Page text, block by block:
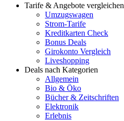
Tarife & Angebote vergleichen
Umzugswagen
Strom-Tarife
Kreditkarten Check
Bonus Deals
Girokonto Vergleich
Liveshopping
Deals nach Kategorien
Allgemein
Bio & Öko
Bücher & Zeitschriften
Elektronik
Erlebnis